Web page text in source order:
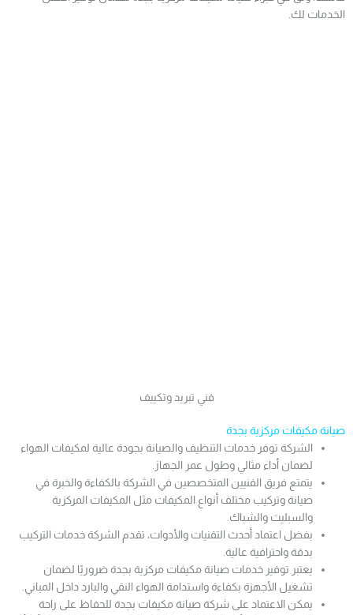
الخدمات لك.
فني تبريد وتكييف
صيانة مكيفات مركزية بجدة
الشركة توفر خدمات التنظيف والصيانة بجودة عالية لمكيفات الهواء
لضمان أداء مثالي وطول عمر الجهاز.
يتمتع فريق الفنيين المتخصصين في الشركة بالكفاءة والخبرة في
صيانة وتركيب مختلف أنواع المكيفات مثل المكيفات المركزية
والسبليت والشباك.
بفضل اعتماد أحدث التقنيات والأدوات، تقدم الشركة خدمات التركيب
بدقة واحترافية عالية.
يعتبر توفير خدمات صيانة مكيفات مركزية بجدة ضروريًا لضمان
تشغيل الأجهزة بكفاءة واستدامة الهواء النقي والبارد داخل المباني.
يمكن الاعتماد على شركة صيانة مكيفات بجدة للحفاظ على راحة